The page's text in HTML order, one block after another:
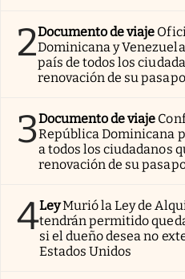
2Documento de viaje
Dominicana y
país de todos los
renovación de su
3Documento de viaje
República Dominicana
a todos los ciudadanos
renovación de su
4LeyMurió la Ley de
tendrán permitido
si el dueño desea no
Estados Unidos